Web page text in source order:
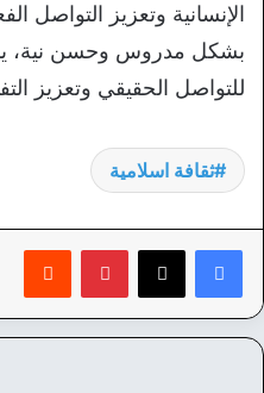
الإنسانية وتعزيز التواصل
بشكل مدروس وحسن نية،
للتواصل الحقيقي وتعزيز
ثقافة اسلامية
بينتيريست